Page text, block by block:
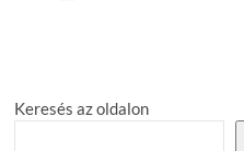
meglepő
tény
Keresés az oldalon